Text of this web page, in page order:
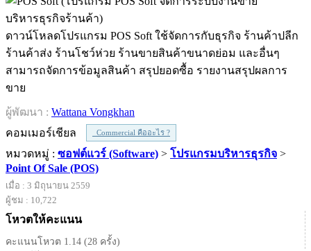
ดาวน์โหลดโปรแกรม POS Soft ใช้จัดการกับธุรกิจ ร้านค้าปลีก
ร้านค้าส่ง ร้านโชว์ห่วย ร้านขายสินค้าขนาดย่อม และอื่นๆ
สามารถจัดการข้อมูลสินค้า สรุปยอดซื้อ รายงานสรุปผลการ
ขาย
ผู้พัฒนา : Wattana Vongkhan
คอมเมอร์เชียล
Commercial คืออะไร ?
หมวดหมู่ : ซอฟต์แวร์ (Software) > โปรแกรมบริหารธุรกิจ >
Point Of Sale (POS)
เมื่อ : 3 มิถุนายน 2559
ผู้ชม : 10,722
โหวตให้คะแนน
คะแนนโหวต 1.14 (28 ครั้ง)